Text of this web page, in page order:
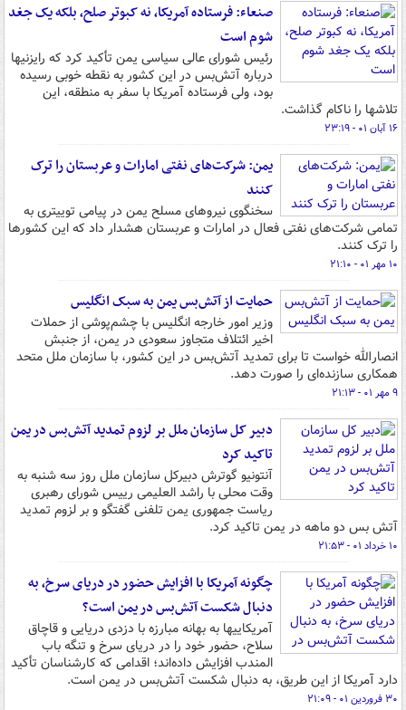
صنعاء: فرستاده آمریکا، نه کبوتر صلح، بلکه یک جغد
شوم است
رئیس شورای عالی سیاسی یمن تأکید کرد که رایزنیها
درباره آتش‌بس در این کشور به نقطه خوبی رسیده
بود، ولی فرستاده آمریکا با سفر به منطقه، این
تلاشها را ناکام گذاشت.
۱۶ آبان ۰۱ - ۲۳:۱۹
یمن: شرکت‌های نفتی امارات و عربستان را ترک
کنند
سخنگوی نیروهای مسلح یمن در پیامی توییتری به
تمامی شرکت‌های نفتی فعال در امارات و عربستان هشدار داد که این کشورها
را ترک کنند.
۱۰ مهر ۰۱ - ۲۱:۱۰
حمایت از آتش‌بس یمن به سبک انگلیس
وزیر امور خارجه انگلیس با چشم‌پوشی از حملات
اخیر ائتلاف متجاوز سعودی در یمن، از جنبش
انصارالله خواست تا برای تمدید آتش‌بس در این کشور، با سازمان ملل متحد
همکاری سازنده‌ای را صورت دهد.
۹ مهر ۰۱ - ۲۱:۱۳
دبیر کل سازمان ملل بر لزوم تمدید آتش‌بس در یمن
تاکید کرد
آنتونیو گوترش دبیرکل سازمان ملل روز سه شنبه به
وقت محلی با راشد العلیمی رییس شورای رهبری
ریاست جمهوری یمن تلفنی گفتگو و بر لزوم تمدید
آتش بس دو ماهه در یمن تاکید کرد.
۱۰ خرداد ۰۱ - ۲۱:۵۳
چگونه آمریکا با افزایش حضور در دریای سرخ، به
دنبال شکست آتش‌بس در یمن است؟
آمریکاییها به بهانه مبارزه با دزدی دریایی و قاچاق
سلاح، حضور خود را در دریای سرخ و تنگه باب
المندب افزایش داده‌اند؛ اقدامی که کارشناسان تأکید
دارد آمریکا از این طریق، به دنبال شکست آتش‌بس در یمن است.
۳۰ فروردین ۰۱ - ۲۱:۰۹